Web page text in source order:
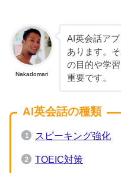
Nakadomari
AI英会話ア
あります。
の目的や学
重要です。
AI英会話の種類
スピーキング強化
TOEIC対策